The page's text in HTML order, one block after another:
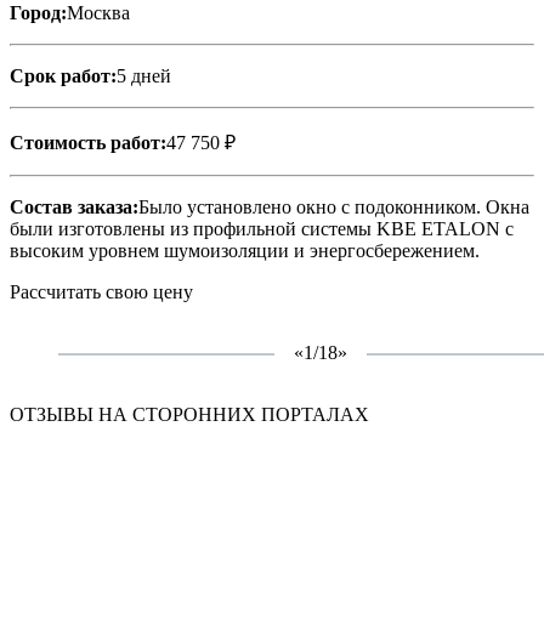
Город:Москва
Срок работ:5 дней
Стоимость работ:47 750 ₽
Состав заказа:Было установлено окно с подоконником. Окна
были изготовлены из профильной системы KBE ETALON с
высоким уровнем шумоизоляции и энергосбережением.
Рассчитать свою цену
«1/18»
ОТЗЫВЫ НА СТОРОННИХ ПОРТАЛАХ